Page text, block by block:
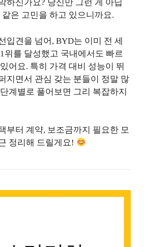
하신가요? 당신만 그런 게 아닙
은 고민을 하고 있으니까요.
입견을 넘어, BYD는 이미 전 세
위를 달성했고 국내에서도 빠르
어요. 특히 가격 대비 성능이 뛰
지면서 관심 갖는 분들이 정말 많
계별로 풀어보면 그리 복잡하지
부터 계약, 보조금까지 필요한 모
정리해 드릴게요!